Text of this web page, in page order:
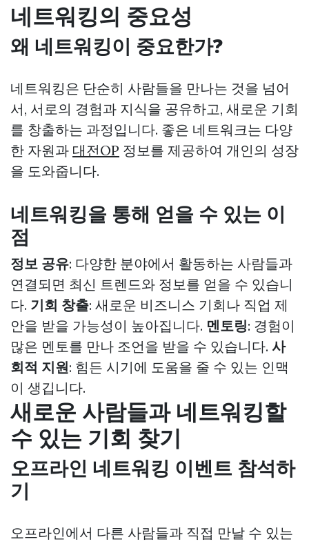
네트워킹의 중요성
왜 네트워킹이 중요한가?
네트워킹은 단순히 사람들을 만나는 것을 넘어
서, 서로의 경험과 지식을 공유하고, 새로운 기회
를 창출하는 과정입니다. 좋은 네트워크는 다양
한 자원과 대전OP 정보를 제공하여 개인의 성장
을 도와줍니다.
네트워킹을 통해 얻을 수 있는 이
점
정보 공유: 다양한 분야에서 활동하는 사람들과
연결되면 최신 트렌드와 정보를 얻을 수 있습니
다. 기회 창출: 새로운 비즈니스 기회나 직업 제
안을 받을 가능성이 높아집니다. 멘토링: 경험이
많은 멘토를 만나 조언을 받을 수 있습니다. 사
회적 지원: 힘든 시기에 도움을 줄 수 있는 인맥
이 생깁니다.
새로운 사람들과 네트워킹할
수 있는 기회 찾기
오프라인 네트워킹 이벤트 참석하
기
오프라인에서 다른 사람들과 직접 만날 수 있는